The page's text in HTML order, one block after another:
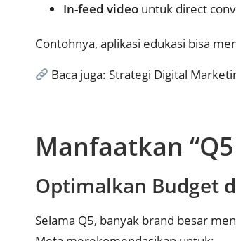
In-feed video untuk direct
Contohnya, aplikasi edukasi bisa
Baca juga: Strategi Digital
Manfaatkan
Optimalkan Budget
Selama Q5, banyak brand besar